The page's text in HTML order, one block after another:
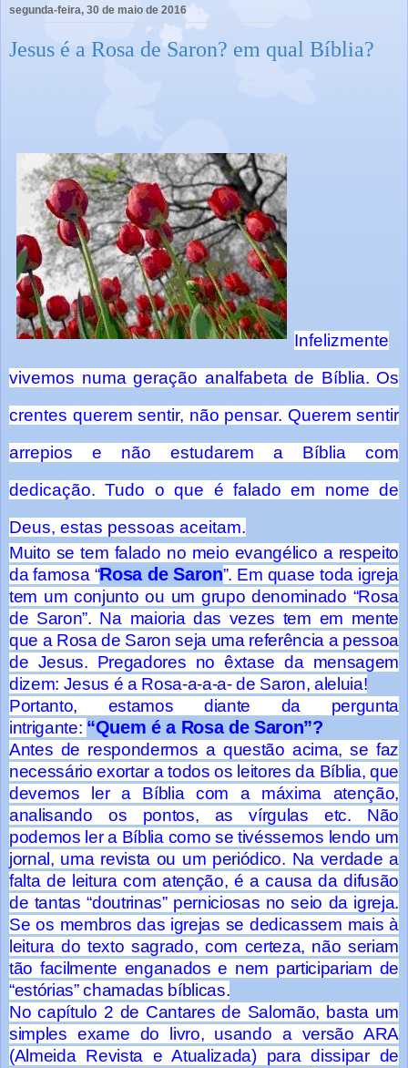
segunda-feira, 30 de maio de 2016
Jesus é a Rosa de Saron? em qual Bíblia?
Infelizmente
vivemos numa geração analfabeta de Bíblia. Os
crentes querem sentir, não pensar. Querem sentir
arrepios e não estudarem a Bíblia com
dedicação. Tudo o que é falado em nome de
Deus, estas pessoas aceitam.
Muito se tem falado no meio evangélico a respeito
da famosa “Rosa de Saron”. Em quase toda igreja
tem um conjunto ou um grupo denominado “Rosa
de Saron”. Na maioria das vezes tem em mente
que a Rosa de Saron seja uma referência a pessoa
de Jesus. Pregadores no êxtase da mensagem
dizem: Jesus é a Rosa-a-a-a- de Saron, aleluia!
Portanto, estamos diante da pergunta
intrigante: “Quem é a Rosa de Saron”?
Antes de respondermos a questão acima, se faz
necessário exortar a todos os leitores da Bíblia, que
devemos ler a Bíblia com a máxima atenção,
analisando os pontos, as vírgulas etc. Não
podemos ler a Bíblia como se tivéssemos lendo um
jornal, uma revista ou um periódico. Na verdade a
falta de leitura com atenção, é a causa da difusão
de tantas “doutrinas” perniciosas no seio da igreja.
Se os membros das igrejas se dedicassem mais à
leitura do texto sagrado, com certeza, não seriam
tão facilmente enganados e nem participariam de
“estórias” chamadas bíblicas.
No capítulo 2 de Cantares de Salomão, basta um
simples exame do livro, usando a versão ARA
(Almeida Revista e Atualizada) para dissipar de